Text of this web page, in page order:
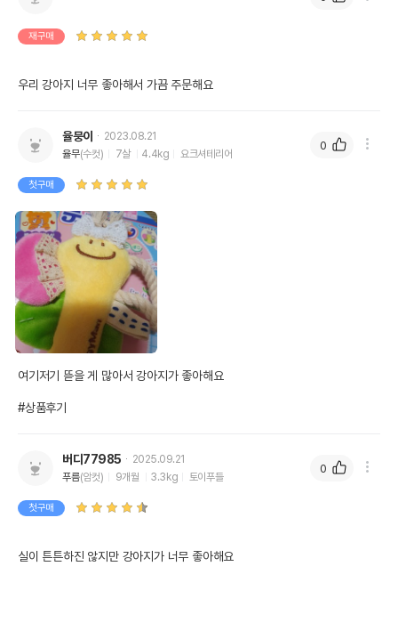
재구매
우리 강아지 너무 좋아해서 가끔 주문해요
율뭉이
2023.08.21
율무(수컷) 7살 4.4kg 요크셔테리어
첫구매
여기저기 뜯을 게 많아서 강아지가 좋아해요
#상품후기
0
버디77985
2025.09.21
푸름(암컷) 9개월 3.3kg 토이푸들
첫구매
실이 튼튼하진 않지만 강아지가 너무 좋아해요
0